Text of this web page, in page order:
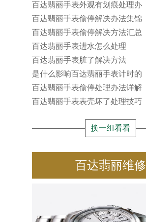
百达翡丽手表外观有划痕处理办
百达翡丽手表偷停解决办法集锦
百达翡丽手表偷停解决方法汇总
百达翡丽手表进水怎么处理
百达翡丽手表脏了解决方法
是什么影响百达翡丽手表计时的
百达翡丽手表偷停处理办法详解
百达翡丽手表表壳坏了处理技巧
换一组看看
百达翡丽维修